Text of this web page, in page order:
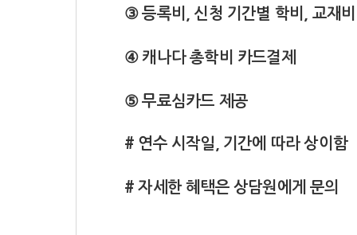
③ 등록비, 신청 기간별 학비, 교재
④ 캐나다 총학비 카드결제
⑤ 무료심카드 제공
# 연수 시작일, 기간에 따라 상이함
# 자세한 혜택은 상담원에게 문의